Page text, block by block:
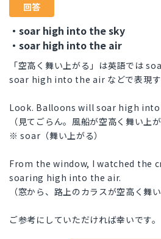
回答
・soar high into the sky
・soar high into the air
「空高く舞い上がる」は英語では
soar high into the air などで表現す
Look. Balloons will soar high into
（見てごらん。風船が空高く舞い上
※ soar（舞い上がる）
From the window, I watched the
soaring high into the air.
（窓から、路上のカラスが空高く舞
ご参考にしていただければ幸いです。